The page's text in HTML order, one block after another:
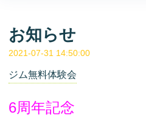
お知らせ
2021-07-31 14:50:00
ジム無料体験会
6周年記念